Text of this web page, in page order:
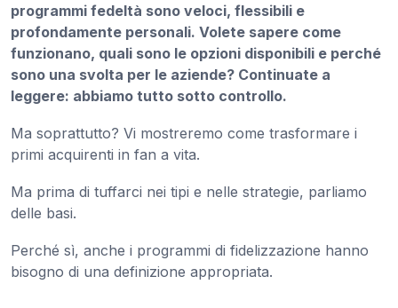
programmi fedeltà sono veloci, flessibili e
profondamente personali. Volete sapere come
funzionano, quali sono le opzioni disponibili e perché
sono una svolta per le aziende? Continuate a
leggere: abbiamo tutto sotto controllo.
Ma soprattutto? Vi mostreremo come trasformare i
primi acquirenti in fan a vita.
Ma prima di tuffarci nei tipi e nelle strategie, parliamo
delle basi.
Perché sì, anche i programmi di fidelizzazione hanno
bisogno di una definizione appropriata.